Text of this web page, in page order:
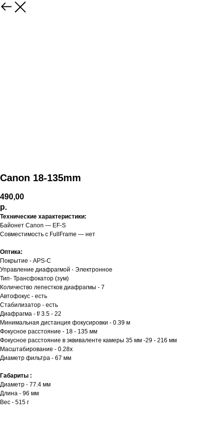
Canon 18-135mm
490,00
р.
Технические характеристики:
Байонет Canon — EF-S
Совместимость с FullFrame — нет
Оптика:
Покрытие - APS-C
Управление диафрагмой - Электронное
Тип- Трансфокатор (зум)
Количество лепестков диафрагмы - 7
Автофокус - есть
Стабилизатор - есть
Диафрагма - f/ 3.5 - 22
Минимальная дистанция фокусировки - 0.39 м
Фокусное расстояние - 18 - 135 мм
Фокусное расстояние в эквиваленте камеры 35 мм -29 - 216 мм
Масштабирование - 0.28x
Диаметр фильтра - 67 мм
Габариты :
Диаметр - 77.4 мм
Длина - 96 мм
Вес - 515 г